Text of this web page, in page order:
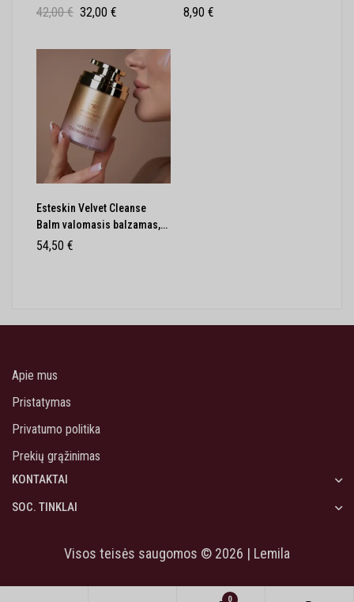
Valomieji paakių diskeliai
42,00€ 32,00 €
Mask, Esteskin
8,90 €
Esteskin Velvet Cleanse
Balm valomasis balzamas,
100 ml
54,50 €
Apie mus
Pristatymas
Privatumo politika
Prekių grąžinimas
KONTAKTAI
SOC. TINKLAI
Visos teisės saugomos © 2026 | Lemila
0